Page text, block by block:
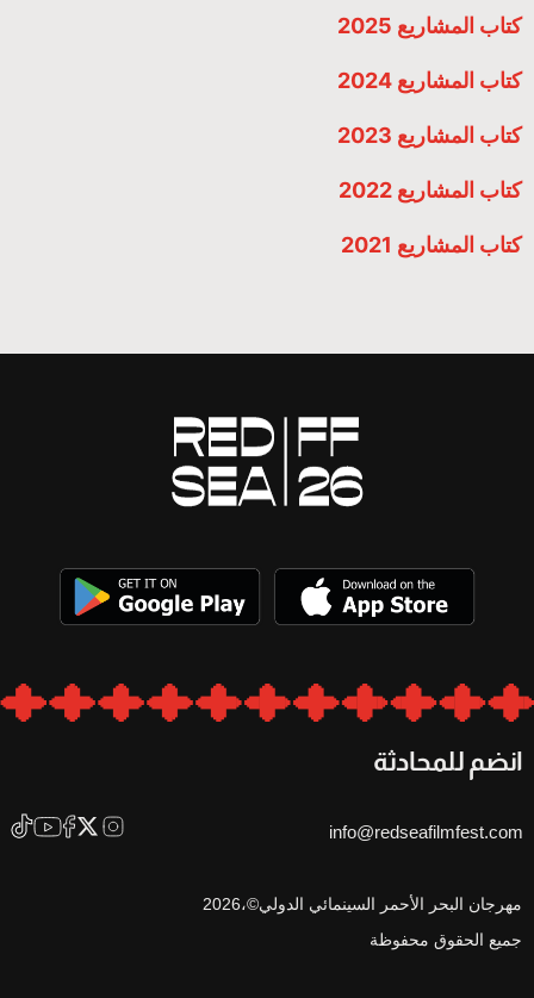
كتاب المشاريع 2025
كتاب المشاريع 2024
كتاب المشاريع 2023
كتاب المشاريع 2022
كتاب المشاريع 2021
انضم للمحادثة
info@redseafilmfest.com
مهرجان البحر الأحمر السينمائي الدولي©،2026
جميع الحقوق محفوظة